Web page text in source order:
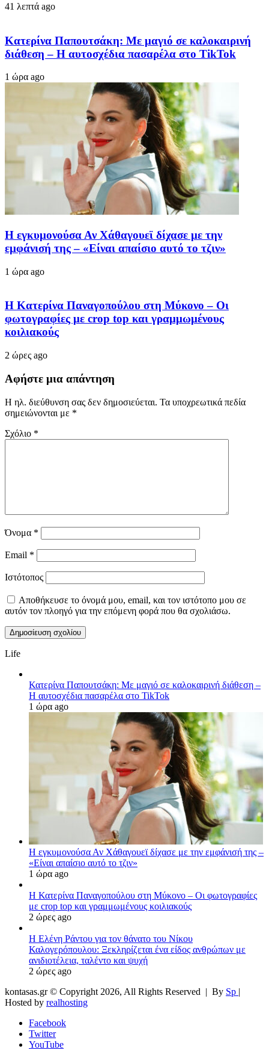
41 λεπτά ago
Κατερίνα Παπουτσάκη: Με μαγιό σε καλοκαιρινή
διάθεση – Η αυτοσχέδια πασαρέλα στο TikTok
1 ώρα ago
Η εγκυμονούσα Αν Χάθαγουεϊ δίχασε με την
εμφάνισή της – «Είναι απαίσιο αυτό το τζιν»
1 ώρα ago
Η Κατερίνα Παναγοπούλου στη Μύκονο – Οι
φωτογραφίες με crop top και γραμμωμένους
κοιλιακούς
2 ώρες ago
Αφήστε μια απάντηση
Η ηλ. διεύθυνση σας δεν δημοσιεύεται. Τα υποχρεωτικά πεδία
σημειώνονται με *
Σχόλιο *
Όνομα *
Email *
Ιστότοπος
Αποθήκευσε το όνομά μου, email, και τον ιστότοπο μου σε
αυτόν τον πλοηγό για την επόμενη φορά που θα σχολιάσω.
Life
Κατερίνα Παπουτσάκη: Με μαγιό σε καλοκαιρινή διάθεση –
Η αυτοσχέδια πασαρέλα στο TikTok
1 ώρα ago
Η εγκυμονούσα Αν Χάθαγουεϊ δίχασε με την εμφάνισή της –
«Είναι απαίσιο αυτό το τζιν»
1 ώρα ago
Η Κατερίνα Παναγοπούλου στη Μύκονο – Οι φωτογραφίες
με crop top και γραμμωμένους κοιλιακούς
2 ώρες ago
Η Ελένη Ράντου για τον θάνατο του Νίκου
Καλογερόπουλου: Ξεκληρίζεται ένα είδος ανθρώπων με
ανιδιοτέλεια, ταλέντο και ψυχή
2 ώρες ago
kontasas.gr © Copyright 2026, All Rights Reserved | By Sp |
Hosted by realhosting
Facebook
Twitter
YouTube